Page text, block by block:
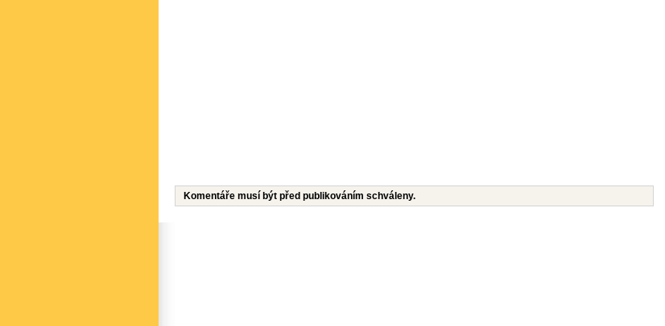
Komentáře musí být před publikováním schváleny.